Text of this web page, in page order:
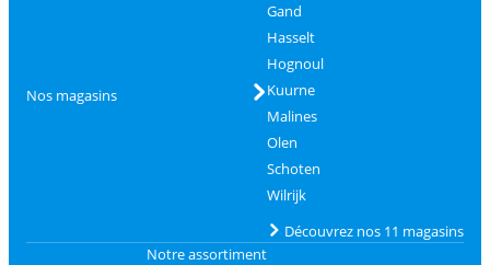
Nos magasins
Gand
Hasselt
Hognoul
Kuurne
Malines
Olen
Schoten
Wilrijk
Découvrez nos 11 magasins
Notre assortiment